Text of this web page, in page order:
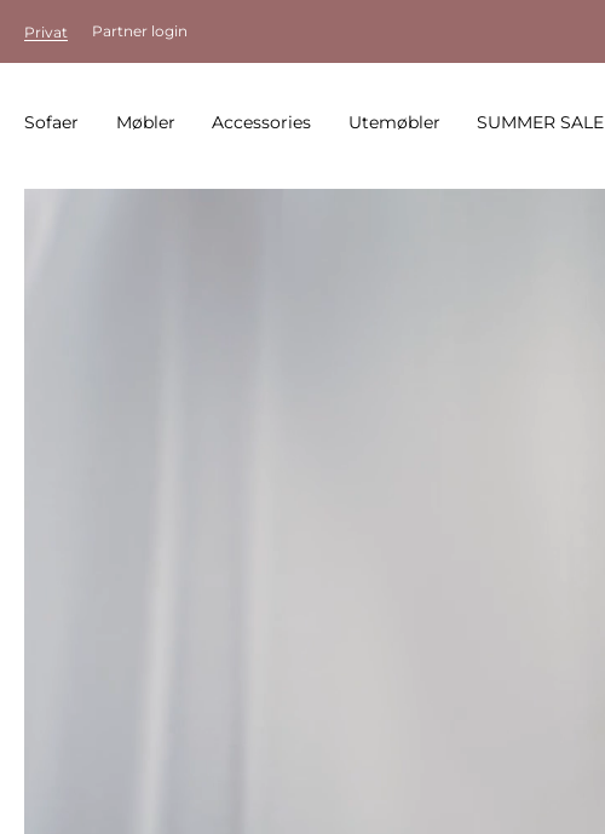
Privat Partner login
Sofaer Møbler Accessories Utemøbler SUMMER SALE